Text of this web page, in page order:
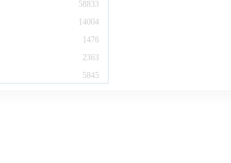
58833
14004
1476
2363
5845